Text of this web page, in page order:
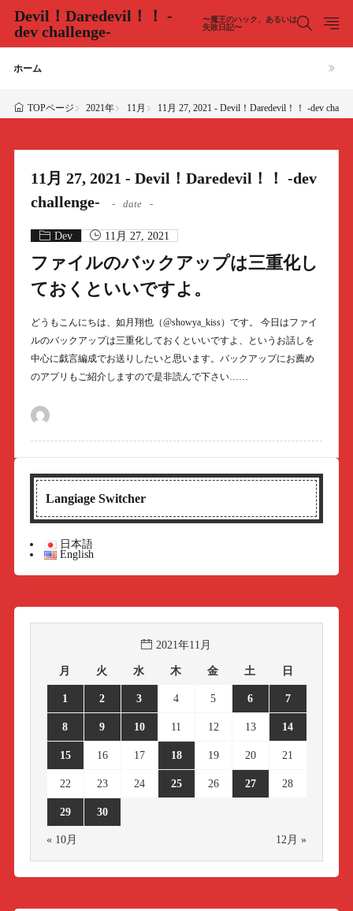
Devil！Daredevil！！ -
dev challenge-
〜魔王のハック、あるいは
失敗日記〜
ホーム
TOPページ 2021年 11月 11月 27, 2021 - Devil！Daredevil！！ -dev
11月 27, 2021 - Devil！Daredevil！！ -dev
challenge-
date
Dev 11月 27, 2021
ファイルのバックアップは三重化し
ておくといいですよ。
どうもこんにちは、如月翔也（@showya_kiss）です。 今日はファイ
ルのバックアップは三重化しておくといいですよ、というお話しを
中心に戯言編成でお送りしたいと思います。バックアップにお薦め
のアプリもご紹介しますので是非読んで下さい……
Langiage Switcher
日本語
English
2021年11月
月 火 水 木 金 土 日
1 2 3 4 5 6 7
8 9 10 11 12 13 14
15 16 17 18 19 20 21
22 23 24 25 26 27 28
29 30
« 10月 12月 »